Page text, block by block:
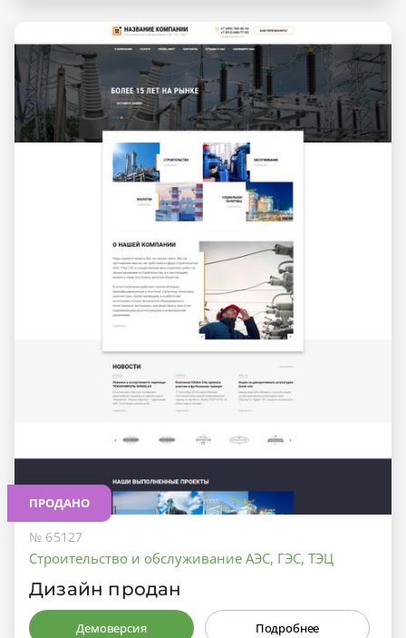
ПРОДАНО
№ 65127
Строительство и обслуживание АЭС, ГЭС, ТЭЦ
Дизайн продан
Демоверсия Подробнее